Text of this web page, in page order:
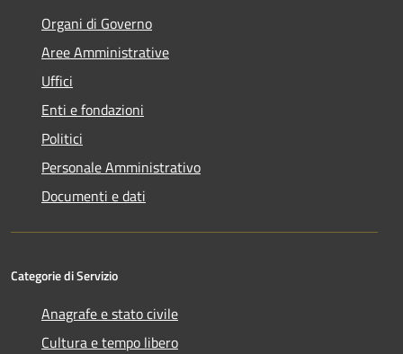
Organi di Governo
Aree Amministrative
Uffici
Enti e fondazioni
Politici
Personale Amministrativo
Documenti e dati
Categorie di Servizio
Anagrafe e stato civile
Cultura e tempo libero